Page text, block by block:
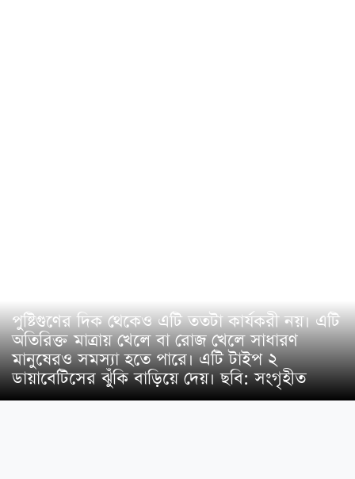
পুষ্টিগুণের দিক থেকেও এটি ততটা কার্যকরী নয়। এটি
অতিরিক্ত মাত্রায় খেলে বা রোজ খেলে সাধারণ
মানুষেরও সমস্যা হতে পারে। এটি টাইপ ২
ডায়াবেটিসের ঝুঁকি বাড়িয়ে দেয়। ছবি: সংগৃহীত